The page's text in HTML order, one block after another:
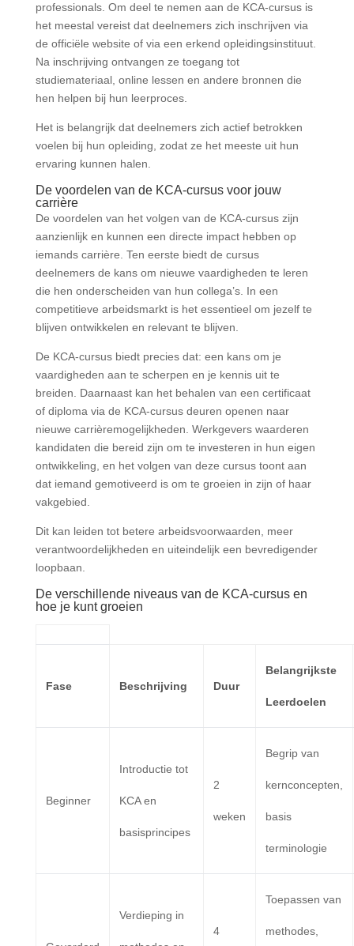
professionals. Om deel te nemen aan de KCA-cursus is
het meestal vereist dat deelnemers zich inschrijven via
de officiële website of via een erkend opleidingsinstituut.
Na inschrijving ontvangen ze toegang tot
studiemateriaal, online lessen en andere bronnen die
hen helpen bij hun leerproces.
Het is belangrijk dat deelnemers zich actief betrokken
voelen bij hun opleiding, zodat ze het meeste uit hun
ervaring kunnen halen.
De voordelen van de KCA-cursus voor jouw
carrière
De voordelen van het volgen van de KCA-cursus zijn
aanzienlijk en kunnen een directe impact hebben op
iemands carrière. Ten eerste biedt de cursus
deelnemers de kans om nieuwe vaardigheden te leren
die hen onderscheiden van hun collega’s. In een
competitieve arbeidsmarkt is het essentieel om jezelf te
blijven ontwikkelen en relevant te blijven.
De KCA-cursus biedt precies dat: een kans om je
vaardigheden aan te scherpen en je kennis uit te
breiden. Daarnaast kan het behalen van een certificaat
of diploma via de KCA-cursus deuren openen naar
nieuwe carrièremogelijkheden. Werkgevers waarderen
kandidaten die bereid zijn om te investeren in hun eigen
ontwikkeling, en het volgen van deze cursus toont aan
dat iemand gemotiveerd is om te groeien in zijn of haar
vakgebied.
Dit kan leiden tot betere arbeidsvoorwaarden, meer
verantwoordelijkheden en uiteindelijk een bevredigender
loopbaan.
De verschillende niveaus van de KCA-cursus en
hoe je kunt groeien
Fase Beschrijving Duur
Belangrijkste
Leerdoelen
Beginner
Introductie tot
KCA en
basisprincipes
2
weken
Begrip van
kernconcepten,
basis
terminologie
Verdieping in
4
Toepassen van
methodes,